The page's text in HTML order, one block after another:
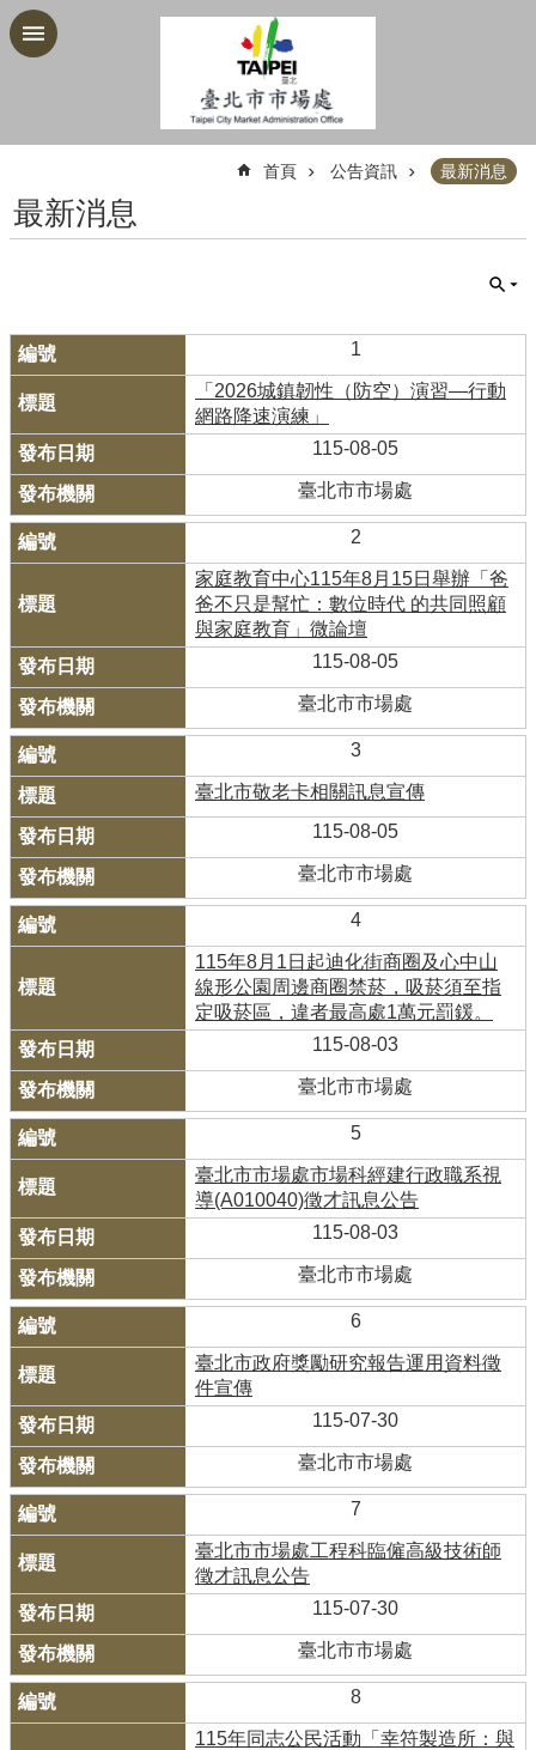
跳到主要內容區塊
首頁 公告資訊 最新消息
最新消息
1
「2026城鎮韌性（防空）演習—行動
網路降速演練」
115-08-05
臺北市市場處
2
家庭教育中心115年8月15日舉辦「爸
爸不只是幫忙：數位時代 的共同照顧
與家庭教育」微論壇
115-08-05
臺北市市場處
3
臺北市敬老卡相關訊息宣傳
115-08-05
臺北市市場處
4
115年8月1日起迪化街商圈及心中山
線形公園周邊商圈禁菸，吸菸須至指
定吸菸區，違者最高處1萬元罰鍰。
115-08-03
臺北市市場處
5
臺北市市場處市場科經建行政職系視
導(A010040)徵才訊息公告
115-08-03
臺北市市場處
6
臺北市政府獎勵研究報告運用資料徵
件宣傳
115-07-30
臺北市市場處
7
臺北市市場處工程科臨僱高級技術師
徵才訊息公告
115-07-30
臺北市市場處
8
115年同志公民活動「幸符製造所：與